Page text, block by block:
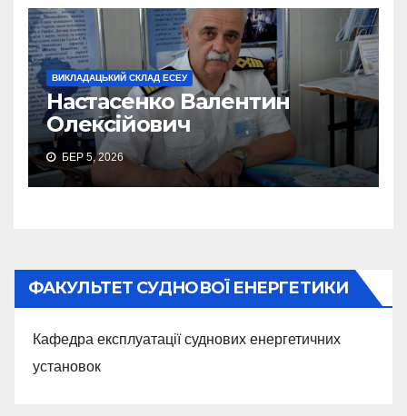
ВИКЛАДАЦЬКИЙ СКЛАД ЕСЕУ
Настасенко Валентин
Олексійович
БЕР 5, 2026
ФАКУЛЬТЕТ СУДНОВОЇ ЕНЕРГЕТИКИ
Кафедра експлуатації суднових енергетичних
установок